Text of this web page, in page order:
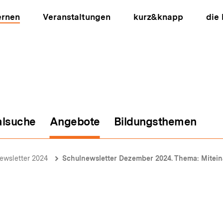
Veranstaltungen kurz&knapp die
Angebote Bildungsthemen
2024 Schulnewsletter Dezember 2024. Thema: